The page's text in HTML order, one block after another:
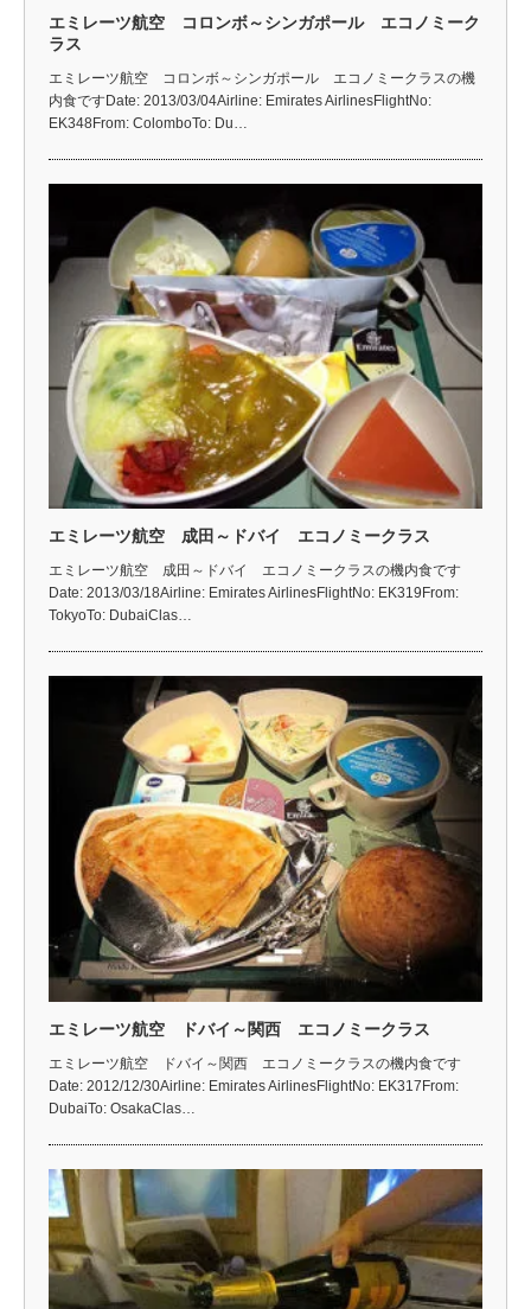
エミレーツ航空 コロンボ～シンガポール エコノミーク
ラス
エミレーツ航空 コロンボ～シンガポール エコノミークラスの機
内食ですDate: 2013/03/04Airline: Emirates AirlinesFlightNo:
EK348From: ColomboTo: Du…
エミレーツ航空 成田～ドバイ エコノミークラス
エミレーツ航空 成田～ドバイ エコノミークラスの機内食です
Date: 2013/03/18Airline: Emirates AirlinesFlightNo: EK319From:
TokyoTo: DubaiClas…
エミレーツ航空 ドバイ～関西 エコノミークラス
エミレーツ航空 ドバイ～関西 エコノミークラスの機内食です
Date: 2012/12/30Airline: Emirates AirlinesFlightNo: EK317From:
DubaiTo: OsakaClas…